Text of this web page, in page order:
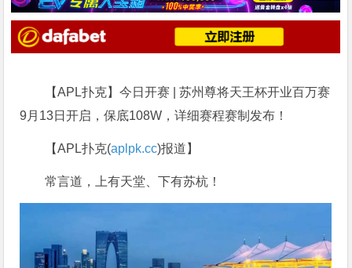
【APL扑克】今日开赛 | 苏州尊将天王杯开业百万赛
9月13日开启，保底108W，详细赛程赛制发布！
【APL扑克(aplpk.cc)报道】
常言道，上有天堂、下有苏杭！